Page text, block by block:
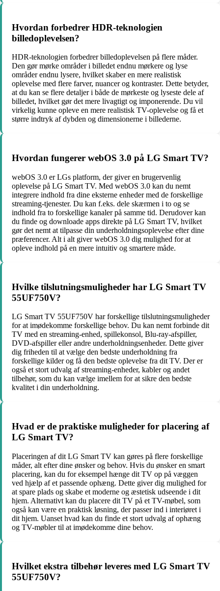
Hvordan forbedrer HDR-teknologien
billedoplevelsen?
HDR-teknologien forbedrer billedoplevelsen på flere måder.
Den gør mørke områder i billedet endnu mørkere og lyse
områder endnu lysere, hvilket skaber en mere realistisk
oplevelse med flere farver, nuancer og kontraster. Dette betyder,
at du kan se flere detaljer i både de mørkeste og lyseste dele af
billedet, hvilket gør det mere livagtigt og imponerende. Du vil
virkelig kunne opleve en mere realistisk TV-oplevelse og få et
større indtryk af dybden og dimensionerne i billederne.
Hvordan fungerer webOS 3.0 på LG Smart TV?
webOS 3.0 er LGs platform, der giver en brugervenlig
oplevelse på LG Smart TV. Med webOS 3.0 kan du nemt
integrere indhold fra dine eksterne enheder med de forskellige
streaming-tjenester. Du kan f.eks. dele skærmen i to og se
indhold fra to forskellige kanaler på samme tid. Derudover kan
du finde og downloade apps direkte på LG Smart TV, hvilket
gør det nemt at tilpasse din underholdningsoplevelse efter dine
præferencer. Alt i alt giver webOS 3.0 dig mulighed for at
opleve indhold på en mere intuitiv og smartere måde.
Hvilke tilslutningsmuligheder har LG Smart TV
55UF750V?
LG Smart TV 55UF750V har forskellige tilslutningsmuligheder
for at imødekomme forskellige behov. Du kan nemt forbinde dit
TV med en streaming-enhed, spillekonsol, Blu-ray-afspiller,
DVD-afspiller eller andre underholdningsenheder. Dette giver
dig friheden til at vælge den bedste underholdning fra
forskellige kilder og få den bedste oplevelse fra dit TV. Der er
også et stort udvalg af streaming-enheder, kabler og andet
tilbehør, som du kan vælge imellem for at sikre den bedste
kvalitet i din underholdning.
Hvad er de praktiske muligheder for placering af
LG Smart TV?
Placeringen af dit LG Smart TV kan gøres på flere forskellige
måder, alt efter dine ønsker og behov. Hvis du ønsker en smart
placering, kan du for eksempel hænge dit TV op på væggen
ved hjælp af et passende ophæng. Dette giver dig mulighed for
at spare plads og skabe et moderne og æstetisk udseende i dit
hjem. Alternativt kan du placere dit TV på et TV-møbel, som
også kan være en praktisk løsning, der passer ind i interiøret i
dit hjem. Uanset hvad kan du finde et stort udvalg af ophæng
og TV-møbler til at imødekomme dine behov.
Hvilket ekstra tilbehør leveres med LG Smart TV
55UF750V?